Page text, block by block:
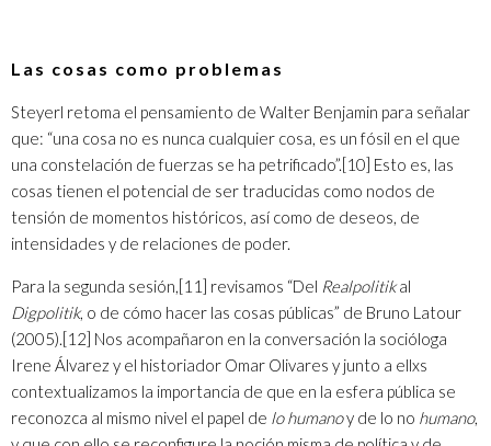
Las cosas como problemas
Steyerl retoma el pensamiento de Walter Benjamin para señalar
que: “una cosa no es nunca cualquier cosa, es un fósil en el que
una constelación de fuerzas se ha petrificado”.[10] Esto es, las
cosas tienen el potencial de ser traducidas como nodos de
tensión de momentos históricos, así como de deseos, de
intensidades y de relaciones de poder.
Para la segunda sesión,[11] revisamos “Del Realpolitikal
Digpolitik, o de cómo hacer las cosas públicas” de Bruno Latour
(2005).[12] Nos acompañaron en la conversación la socióloga
Irene Álvarez y el historiador Omar Olivares y junto a ellxs
contextualizamos la importancia de que en la esfera pública se
reconozca al mismo nivel el papel de lo humanoy de lo no humano,